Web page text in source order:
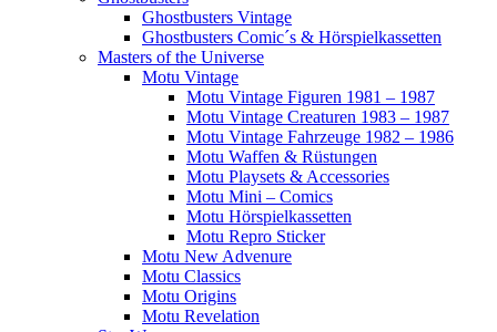
Ghostbusters Vintage
Ghostbusters Comic´s & Hörspielkassetten
Masters of the Universe
Motu Vintage
Motu Vintage Figuren 1981 – 1987
Motu Vintage Creaturen 1983 – 1987
Motu Vintage Fahrzeuge 1982 – 1986
Motu Waffen & Rüstungen
Motu Playsets & Accessories
Motu Mini – Comics
Motu Hörspielkassetten
Motu Repro Sticker
Motu New Advenure
Motu Classics
Motu Origins
Motu Revelation